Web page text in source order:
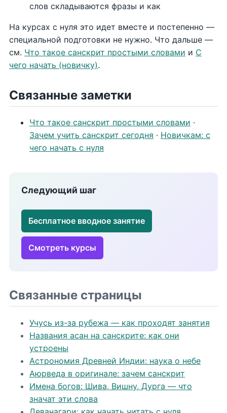
слов складываются фразы и как
На курсах с нуля это идет вместе и постепенно —
специальной подготовки не нужно. Что дальше —
см. Что такое санскрит простыми словами и С
чего начать (новичку).
Связанные заметки
Что такое санскрит простыми словами ·
Зачем учить санскрит сегодня · Новичкам: с
чего начать с нуля
Следующий шаг
Бесплатное вводное занятие
Смотреть курсы
Связанные страницы
Учусь из-за рубежа — как проходят занятия
Названия асан на санскрите: как они
устроены
Астрономия Древней Индии: наука о небе
Аюрведа в оригинале: зачем санскрит
Имена богов: Шива, Вишну, Дурга — что
значат эти слова